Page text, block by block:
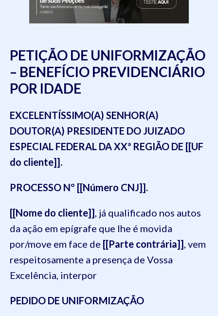
PETIÇÃO DE UNIFORMIZAÇÃO
– BENEFÍCIO PREVIDENCIÁRIO
POR IDADE
EXCELENTÍSSIMO(A) SENHOR(A)
DOUTOR(A) PRESIDENTE DO JUIZADO
ESPECIAL FEDERAL DA XXª REGIÃO DE [[UF
do cliente]].
PROCESSO Nº [[Número CNJ]].
[[Nome do cliente]] , já qualificado nos autos
da ação em epígrafe que lhe é movida
por/move em face de [[Parte contrária]] , vem
respeitosamente a presença de Vossa
Excelência, interpor
PEDIDO DE UNIFORMIZAÇÃO